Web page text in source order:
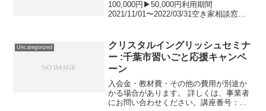
100,000円▶50,000円利用期間
2021/11/01〜2022/03/31空き家相談窓口
り講座６０分。講座番号：...
Uncategorized
クリスタルイングリッシュセミナ
ー :千葉市習いごと応援キャンペ
ーン
入会金・教材費・その他の費用が別途か
かる場合があります。 詳しくは、事業者
にお問い合わせください。講座番号：